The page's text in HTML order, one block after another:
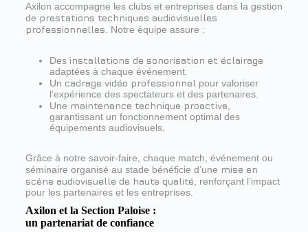
Axilon accompagne les clubs et entreprises dans la gestion
de prestations techniques audiovisuelles
professionnelles. Notre équipe assure :
Des installations de sonorisation et éclairage
adaptées à chaque événement.
Un cadrage vidéo professionnelpour valoriser
l’expérience des spectateurs et des partenaires.
Une maintenance technique proactive,
garantissant un fonctionnement optimal des
équipements audiovisuels.
Grâce à notre savoir-faire, chaque match, événement ou
séminaire organisé au stade bénéficie d’une mise en
scène audiovisuelle de haute qualité, renforçant l’impact
pour les partenaires et les entreprises.
Axilon et la Section Paloise :
un partenariat de confiance